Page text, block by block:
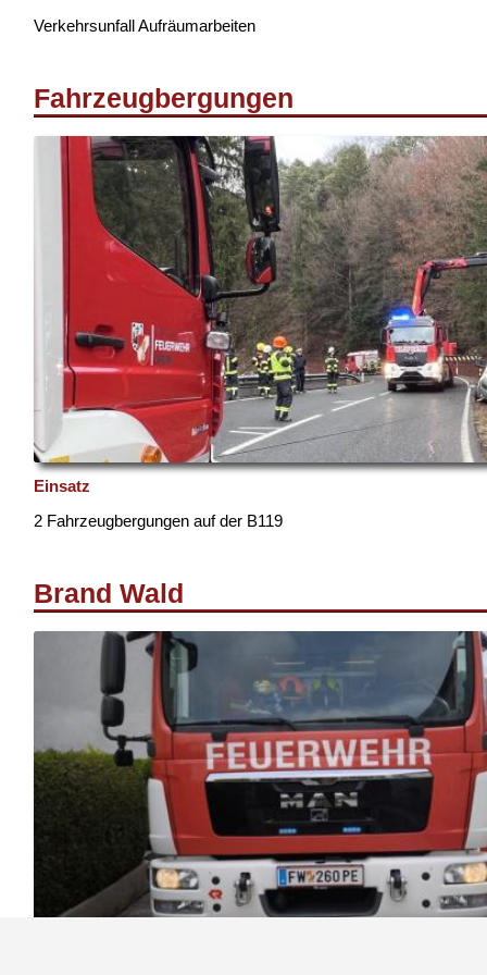
Verkehrsunfall Aufräumarbeiten
Fahrzeugbergungen
Einsatz
2 Fahrzeugbergungen auf der B119
Brand Wald